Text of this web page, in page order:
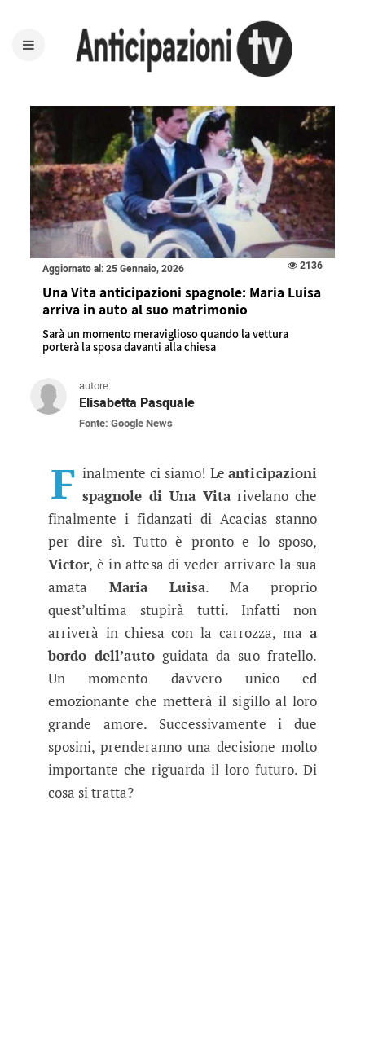
Aggiornato al: 25 Gennaio, 2026 2136
Una Vita anticipazioni spagnole: Maria Luisa
arriva in auto al suo matrimonio
Sarà un momento meraviglioso quando la vettura
porterà la sposa davanti alla chiesa
autore:
Elisabetta Pasquale
Fonte: Google News
Una Vita anticipazioni
F inalmente ci siamo! Leanticipazioni
spagnole di Una Vitarivelano che
finalmente i fidanzati di Acacias stanno
per dire sì. Tutto è pronto e lo sposo,
Victor, è in attesa di veder arrivare la sua
amata Maria Luisa. Ma proprio
quest’ultima stupirà tutti. Infatti non
arriverà in chiesa con la carrozza, ma a
bordo dell’autoguidata da suo fratello.
Un momento davvero unico ed
emozionante che metterà il sigillo al loro
grande amore. Successivamente i due
sposini, prenderanno una decisione molto
importante che riguarda il loro futuro. Di
cosa si tratta?